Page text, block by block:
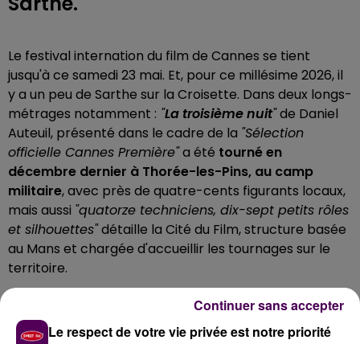
Le festival internation du film de Cannes se tient
jusqu'à ce samedi 23 mai. Et, pour ce millésime 2026, il
y a un peu de Sarthe sur la Croisette. Dans deux longs-
métrages notamment : "La troisième nuit"de Daniel
Auteuil, présenté dans le cadre de la "Sélection
officielle Cannes Première"a été tourné en
décembre dernier à Thorée-les-Pins, au camp
militaire, avec près de quatre-cents figurants locaux,
mais aussi "quatorze techniciens, dix-sept petits rôles
et silhouettes"détaille la Cité du Film, structure basée
au Mans et chargée d'accueillir les tournages sur le
territoire.
UN FILM AVEC ARTUS ET FRANCK
DUBOSCLe respect de votre vie privée est notre priorité
Continuer sans accepter